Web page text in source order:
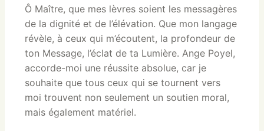
Ô Maître, que mes lèvres soient les messagères
de la dignité et de l’élévation. Que mon langage
révèle, à ceux qui m’écoutent, la profondeur de
ton Message, l’éclat de ta Lumière. Ange Poyel,
accorde-moi une réussite absolue, car je
souhaite que tous ceux qui se tournent vers
moi trouvent non seulement un soutien moral,
mais également matériel.